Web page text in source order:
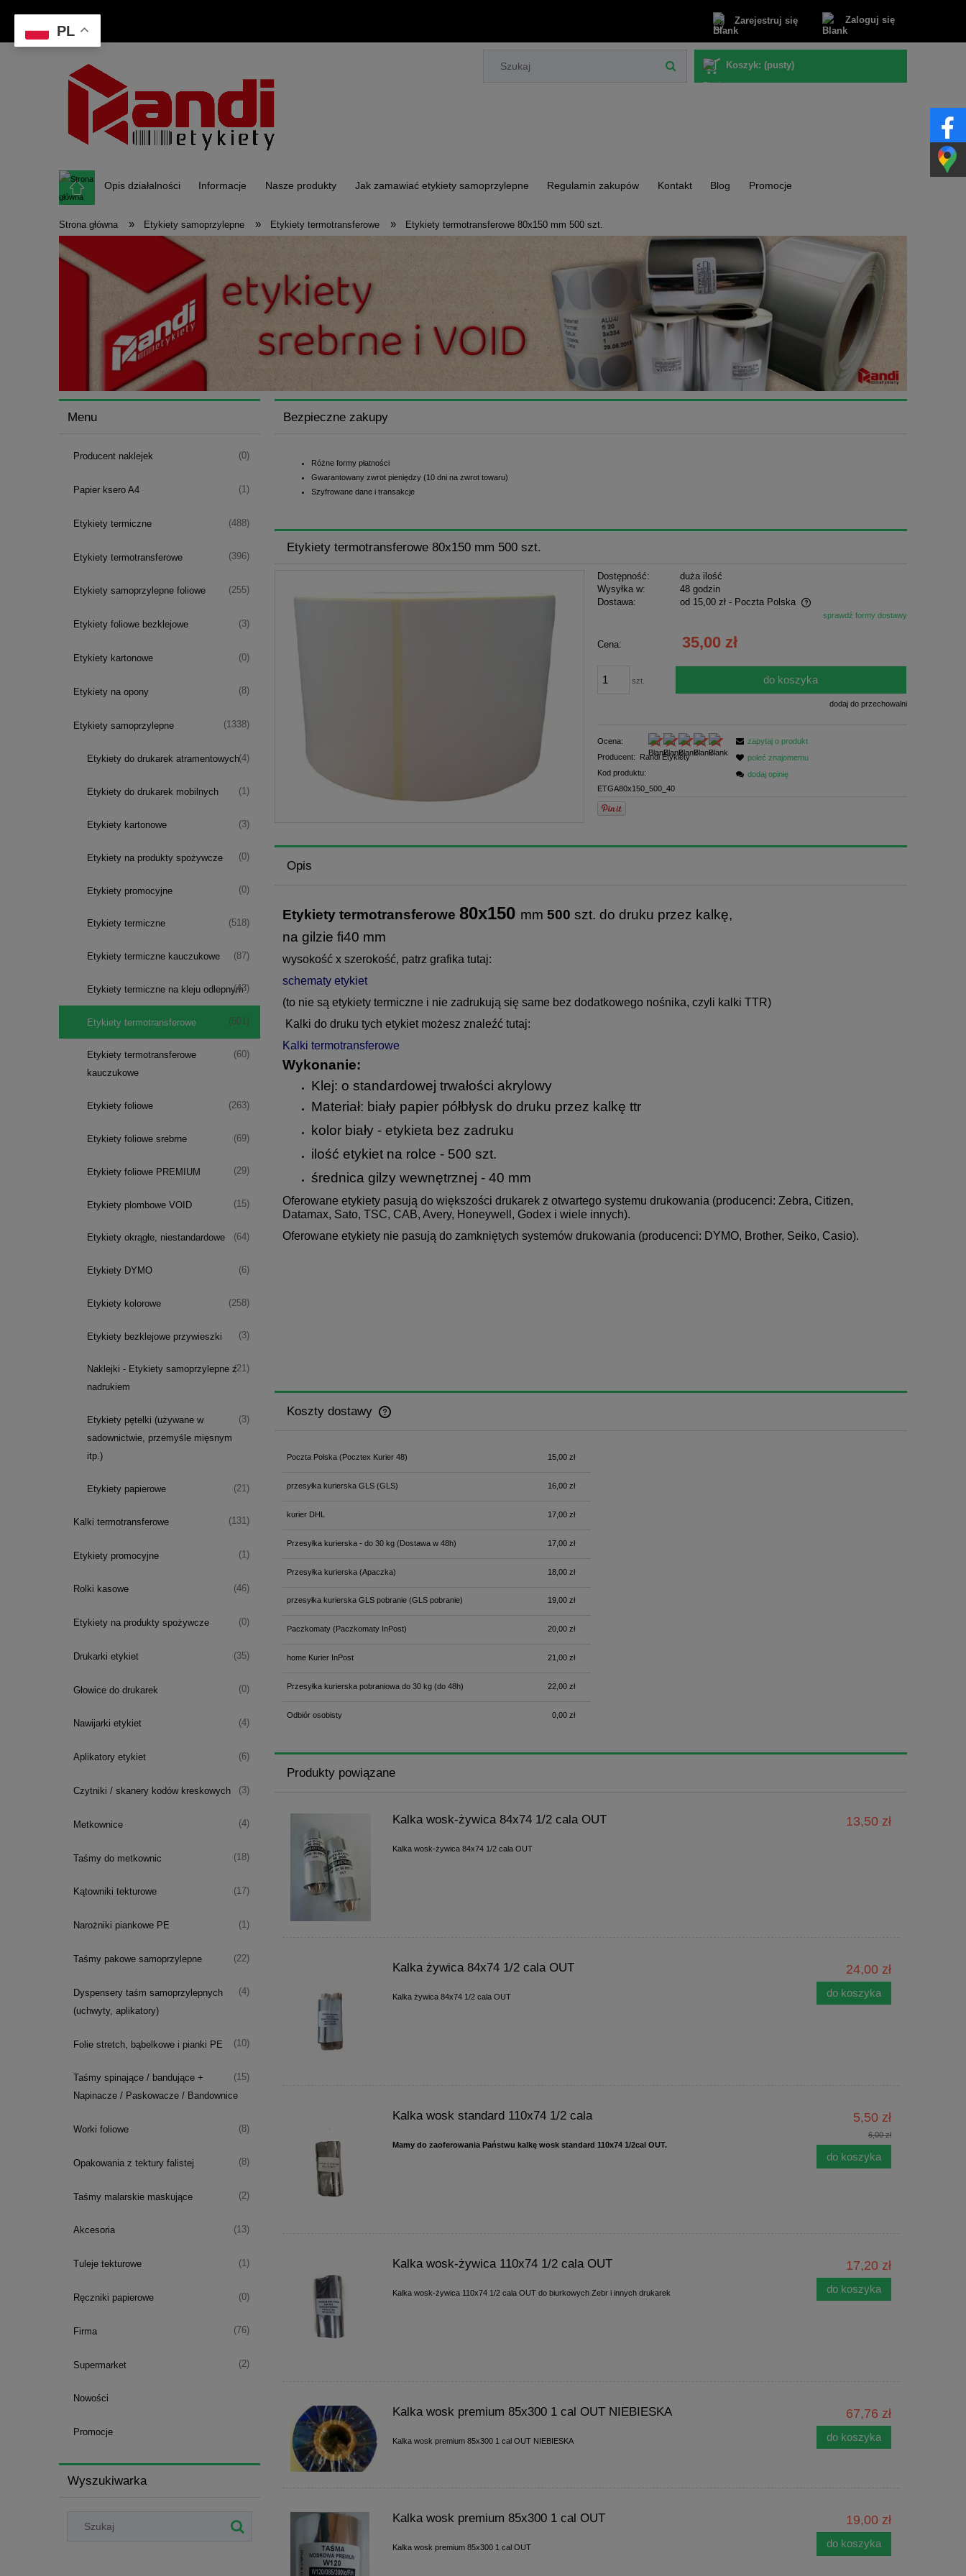
Zarejestruj się Zaloguj się
Koszyk: (pusty)
Opis działalności Informacje Nasze produkty Jak zamawiać etykiety samoprzylepne Regulamin zakupów Kontakt Blog Promocje
Strona główna » Etykiety samoprzylepne » Etykiety termotransferowe » Etykiety termotransferowe 80x150 mm 500 szt.
Menu
Producent naklejek (0)
Papier ksero A4 (1)
Etykiety termiczne (488)
Etykiety termotransferowe (396)
Etykiety samoprzylepne foliowe (255)
Etykiety foliowe bezklejowe (3)
Etykiety kartonowe (0)
Etykiety na opony (8)
Etykiety samoprzylepne (1338)
Etykiety do drukarek atramentowych(4)
Etykiety do drukarek mobilnych (1)
Etykiety kartonowe (3)
Etykiety na produkty spożywcze (0)
Etykiety promocyjne (0)
Etykiety termiczne (518)
Etykiety termiczne kauczukowe (87)
Etykiety termiczne na kleju odlepnym
(43)
Etykiety termotransferowe (501)
Etykiety termotransferowe
kauczukowe
(60)
Etykiety foliowe (263)
Etykiety foliowe srebrne (69)
Etykiety foliowe PREMIUM (29)
Etykiety plombowe VOID (15)
Etykiety okrągłe, niestandardowe (64)
Etykiety DYMO (6)
Etykiety kolorowe (258)
Etykiety bezklejowe przywieszki (3)
Naklejki - Etykiety samoprzylepne z
nadrukiem
(21)
Etykiety pętelki (używane w
sadownictwie, przemyśle mięsnym
itp.)
(3)
Etykiety papierowe (21)
Kalki termotransferowe (131)
Etykiety promocyjne (1)
Rolki kasowe (46)
Etykiety na produkty spożywcze (0)
Drukarki etykiet (35)
Głowice do drukarek (0)
Nawijarki etykiet (4)
Aplikatory etykiet (6)
Czytniki / skanery kodów kreskowych (3)
Metkownice (4)
Taśmy do metkownic (18)
Kątowniki tekturowe (17)
Narożniki piankowe PE (1)
Taśmy pakowe samoprzylepne (22)
Dyspensery taśm samoprzylepnych
(uchwyty, aplikatory)
(4)
Folie stretch, bąbelkowe i pianki PE (10)
Taśmy spinające / bandujące +
Napinacze / Paskowacze / Bandownice
(15)
Worki foliowe (8)
Opakowania z tektury falistej (8)
Taśmy malarskie maskujące (2)
Akcesoria (13)
Tuleje tekturowe (1)
Ręczniki papierowe (0)
Firma (76)
Supermarket (2)
Nowości
Promocje
Wyszukiwarka
Bezpieczne zakupy
Różne formy płatności
Gwarantowany zwrot pieniędzy (10 dni na zwrot towaru)
Szyfrowane dane i transakcje
Etykiety termotransferowe 80x150 mm 500 szt.
Dostępność:
duża ilość
Wysyłka w:
48 godzin
Dostawa:
od 15,00 zł - Poczta Polska
Cena nie zawiera ewentualnych kosztów
płatności
sprawdź formy dostawy
Cena: 35,00 zł
szt. do koszyka
dodaj do przechowalni
Ocena:
Producent:
Randi Etykiety
Kod produktu:
ETGA80x150_500_40
zapytaj o produkt
poleć znajomemu
dodaj opinię
Opis
Etykiety termotransferowe 80x150 mm 500 szt. do druku przez kalkę,
na gilzie fi40 mm
wysokość x szerokość, patrz grafika tutaj:
schematy etykiet
(to nie są etykiety termiczne i nie zadrukują się same bez dodatkowego nośnika, czyli kalki TTR)
Kalki do druku tych etykiet możesz znaleźć tutaj:
Kalki termotransferowe
Wykonanie:
Klej: o standardowej trwałości akrylowy
Materiał: biały papier półbłysk do druku przez kalkę ttr
kolor biały - etykieta bez zadruku
ilość etykiet na rolce - 500 szt.
średnica gilzy wewnętrznej - 40 mm
Oferowane etykiety pasują do większości drukarek z otwartego systemu drukowania (producenci: Zebra, Citizen,
Datamax, Sato, TSC, CAB, Avery, Honeywell, Godex i wiele innych).
Oferowane etykiety nie pasują do zamkniętych systemów drukowania (producenci: DYMO, Brother, Seiko, Casio).
Koszty dostawy
płatności
Poczta Polska(Pocztex Kurier 48) 15,00 zł
przesyłka kurierska GLS(GLS) 16,00 zł
kurier DHL 17,00 zł
Przesyłka kurierska - do 30 kg(Dostawa w 48h) 17,00 zł
Przesyłka kurierska (Apaczka) 18,00 zł
przesyłka kurierska GLS pobranie(GLS pobranie) 19,00 zł
Paczkomaty(Paczkomaty InPost) 20,00 zł
home Kurier InPost 21,00 zł
Przesyłka kurierska pobraniowa do 30 kg(do 48h) 22,00 zł
Odbiór osobisty 0,00 zł
Produkty powiązane
Kalka wosk-żywica 84x74 1/2 cala OUT
Kalka wosk-żywica 84x74 1/2 cala OUT
13,50 zł
Kalka żywica 84x74 1/2 cala OUT
Kalka żywica 84x74 1/2 cala OUT
24,00 zł
do koszyka
Kalka wosk standard 110x74 1/2 cala
Mamy do zaoferowania Państwu kalkę wosk standard 110x74 1/2cal OUT.
5,50 zł
6,00 zł
do koszyka
Kalka wosk-żywica 110x74 1/2 cala OUT
Kalka wosk-żywica 110x74 1/2 cala OUT do biurkowych Zebr i innych drukarek
17,20 zł
do koszyka
Kalka wosk premium 85x300 1 cal OUT NIEBIESKA
Kalka wosk premium 85x300 1 cal OUT NIEBIESKA
67,76 zł
do koszyka
Kalka wosk premium 85x300 1 cal OUT
Kalka wosk premium 85x300 1 cal OUT
19,00 zł
do koszyka
PL